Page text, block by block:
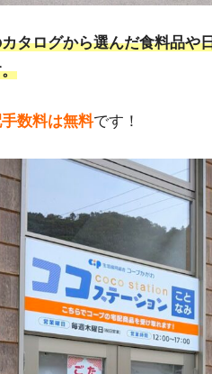
タログから選んだ食料品や
数料は無料です！